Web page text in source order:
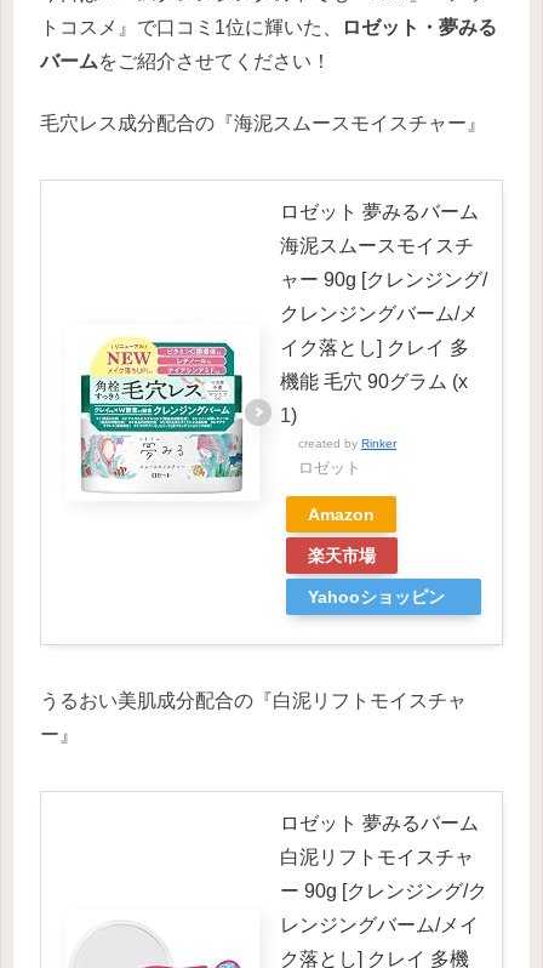
トコスメ』で口コミ1位に輝いた、
ロゼット・夢みる
バームをご紹介させてください！
毛穴レス成分配合の『海泥スムースモイスチャー』
ロゼット 夢みるバーム
海泥スムースモイスチ
ャー 90g [クレンジング/
クレンジングバーム/メ
イク落とし] クレイ 多
機能 毛穴 90グラム (x
1)
created by Rinker
ロゼット
Amazon
楽天市場
Yahooショッピン
うるおい美肌成分配合の『白泥リフトモイスチャ
ー』
ロゼット 夢みるバーム
白泥リフトモイスチャ
ー 90g [クレンジング/ク
レンジングバーム/メイ
ク落とし] クレイ 多機